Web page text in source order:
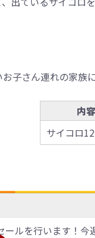
子さん連れの家族
内
サイコロ
ルを行います！今